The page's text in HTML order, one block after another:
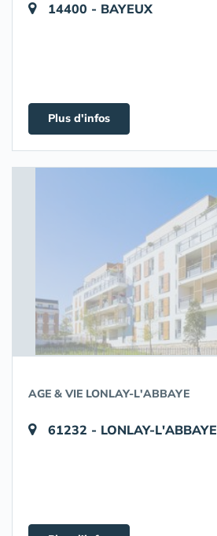
14400 - BAYEUX
Plus d'infos
AGE & VIE LONLAY-L'ABBAYE
61232 - LONLAY-L'ABBAYE